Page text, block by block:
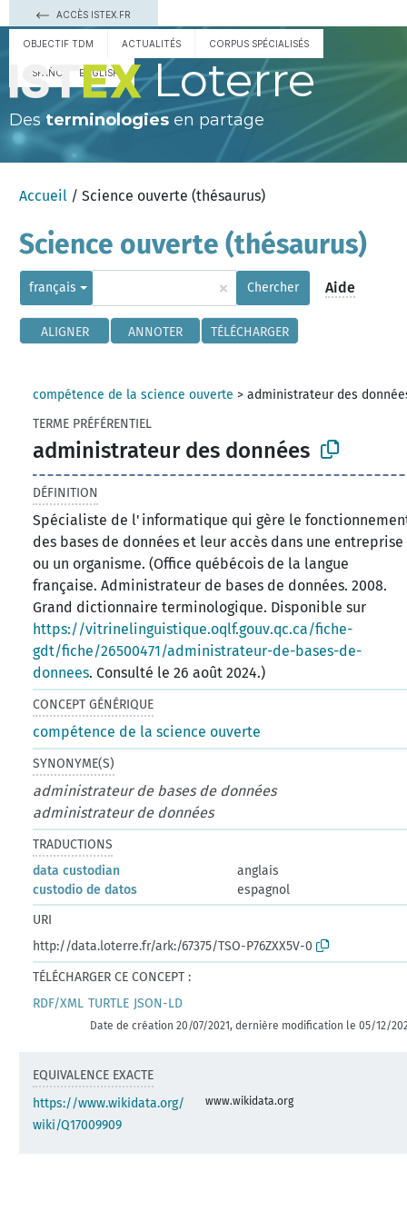
ACCÈS ISTEX.FR
OBJECTIF TDM ACTUALITÉS CORPUS SPÉCIALISÉS
ESPAÑOL ENGLISH Loterre
Des terminologies en partage
Accueil / Science ouverte (thésaurus)
Science ouverte (thésaurus)
français × Chercher Aide
ALIGNER ANNOTER TÉLÉCHARGER
compétence de la science ouverte >administrateur des
TERME PRÉFÉRENTIEL
administrateur des données
DÉFINITION
Spécialiste de l'informatique qui gère le
des bases de données et leur accès dans une entreprise
ou un organisme. (Office québécois de la langue
française. Administrateur de bases de données. 2008.
Grand dictionnaire terminologique. Disponible sur
https://vitrinelinguistique.oqlf.gouv.qc.ca/fiche-
gdt/fiche/26500471/administrateur-de-bases-de-
donnees. Consulté le 26 août 2024.)
CONCEPT GÉNÉRIQUE
compétence de la science ouverte
SYNONYME(S)
administrateur de bases de données
administrateur de données
TRADUCTIONS
data custodian
anglais
custodio de datos
espagnol
URI
http://data.loterre.fr/ark:/67375/TSO-P76ZXX5V-0
TÉLÉCHARGER CE CONCEPT :
RDF/XML TURTLE JSON-LD
Date de création 20/07/2021, dernière modification le 05/12/
EQUIVALENCE EXACTE
https://www.wikidata.org/
wiki/Q17009909
www.wikidata.org